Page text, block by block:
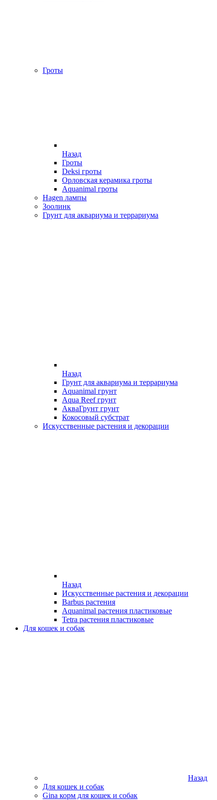
Гроты
Назад
Гроты
Deksi гроты
Орловская керамика гроты
Aquanimal гроты
Hagen лампы
Зоолинк
Грунт для аквариума и террариума
Назад
Грунт для аквариума и террариума
Aquanimal грунт
Aqua Reef грунт
АкваГрунт грунт
Кокосовый субстрат
Искусственные растения и декорации
Назад
Искусственные растения и декорации
Barbus растения
Aquanimal растения пластиковые
Tetra растения пластиковые
Для кошек и собак
Назад
Для кошек и собак
Gina корм для кошек и собак